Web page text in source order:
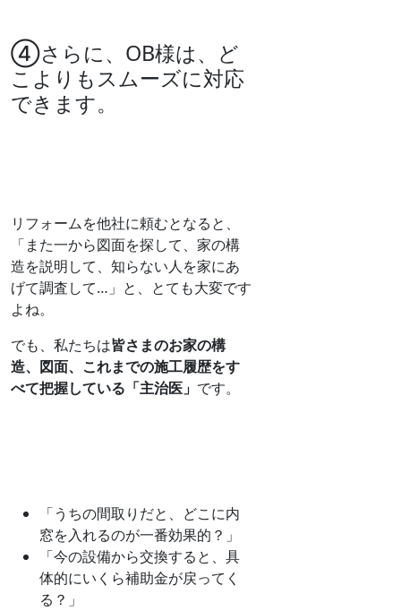
④さらに、OB様は、ど
こよりもスムーズに対応
できます。
リフォームを他社に頼むとなると、
「また一から図面を探して、家の構
造を説明して、知らない人を家にあ
げて調査して…」と、とても大変です
よね。
でも、私たちは皆さまのお家の構
造、図面、これまでの施工履歴をす
べて把握している「主治医」 です。
「うちの間取りだと、どこに内
窓を入れるのが一番効果的？」
「今の設備から交換すると、具
体的にいくら補助金が戻ってく
る？」